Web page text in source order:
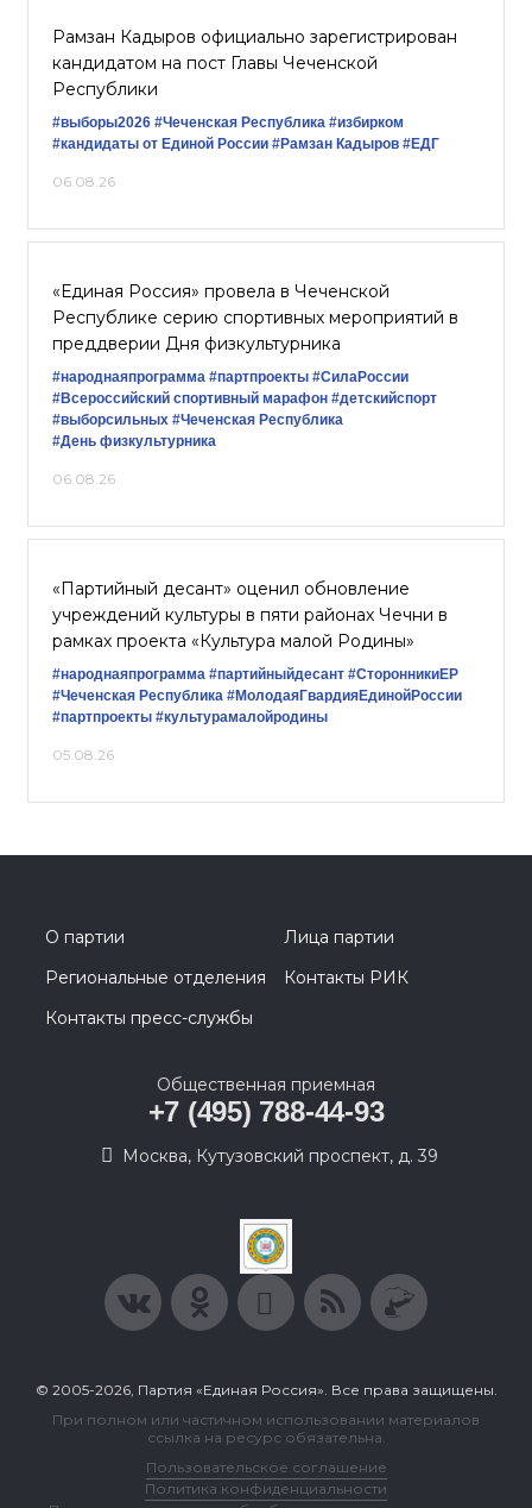
Рамзан Кадыров официально зарегистрирован
кандидатом на пост Главы Чеченской
Республики
#выборы2026 #Чеченская Республика #избирком
#кандидаты от Единой России #Рамзан Кадыров #ЕДГ
06.08.26
«Единая Россия» провела в Чеченской
Республике серию спортивных мероприятий в
преддверии Дня физкультурника
#народнаяпрограмма #партпроекты #СилаРоссии
#Всероссийский спортивный марафон #детскийспорт
#выборсильных #Чеченская Республика
#День физкультурника
06.08.26
«Партийный десант» оценил обновление
учреждений культуры в пяти районах Чечни в
рамках проекта «Культура малой Родины»
#народнаяпрограмма #партийныйдесант #СторонникиЕР
#Чеченская Республика #МолодаяГвардияЕдинойРоссии
#партпроекты #культурамалойродины
05.08.26
О партии
Лица партии
Региональные отделения
Контакты РИК
Контакты пресс-службы
Общественная приемная
+7 (495) 788-44-93
Москва, Кутузовский проспект, д. 39
© 2005-2026, Партия «Единая Россия». Все права защищены.
При полном или частичном использовании материалов
ссылка на ресурс обязательна.
Пользовательское соглашение
Политика конфиденциальности